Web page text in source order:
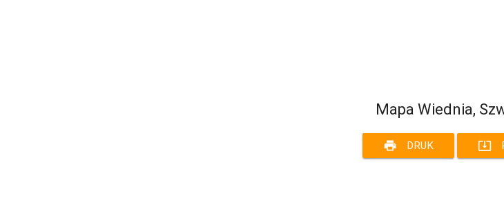
Mapa Wiednia,
print DRUK system_update_alt